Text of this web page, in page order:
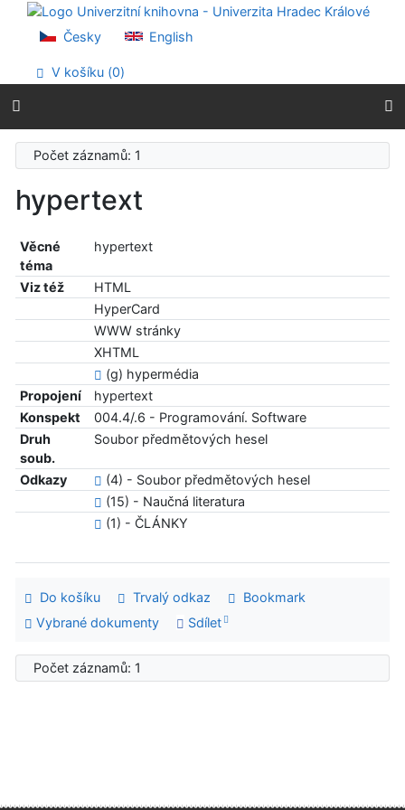
Přejít na obsah
Přejít na menu
Prohlášení o webové přístupnosti
Česky English
V košíku (0)
Počet záznamů: 1
hypertext
Věcné
téma
hypertext
Viz též
HTML
HyperCard
WWW stránky
XHTML
(g) hypermédia
Propojení
hypertext
Konspekt
004.4/.6 - Programování. Software
Druh
soub.
Soubor předmětových hesel
Odkazy
(4) - Soubor předmětových hesel
(15) - Naučná literatura
(1) - ČLÁNKY
Do košíku Trvalý odkaz
Bookmark
Vybrané dokumenty
Sdílet
Počet záznamů: 1